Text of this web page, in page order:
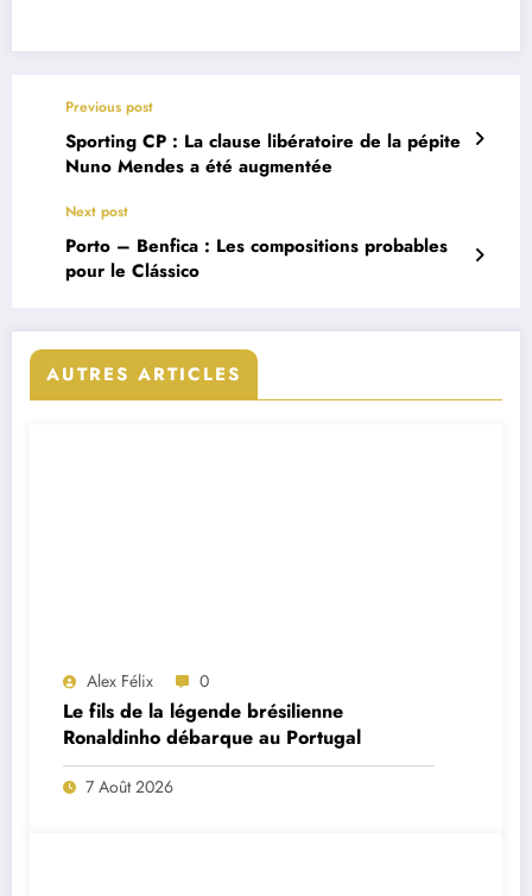
Previous post
Sporting CP : La clause libératoire de la pépite
Nuno Mendes a été augmentée
Next post
Porto – Benfica : Les compositions probables
pour le Clássico
AUTRES ARTICLES
Alex Félix 0
Le fils de la légende brésilienne
Ronaldinho débarque au Portugal
7 Août 2026